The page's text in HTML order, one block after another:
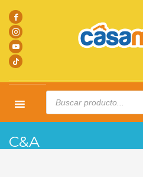
Products
search
C&A